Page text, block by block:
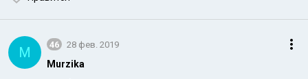
M 46 28 фев. 2019
Murzika